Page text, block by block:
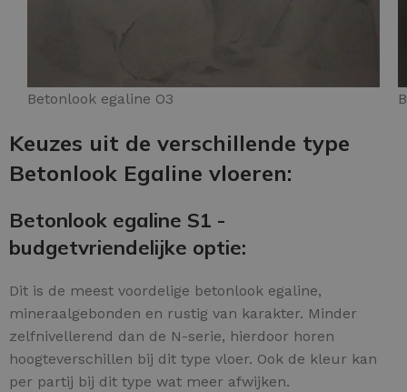
Betonlook egaline O3
Keuzes uit de verschillende type
Betonlook Egaline vloeren:
Betonlook egaline S1 -
budgetvriendelijke optie:
Dit is de meest voordelige betonlook egaline,
mineraalgebonden en rustig van karakter. Minder
zelfnivellerend dan de N-serie, hierdoor horen
hoogteverschillen bij dit type vloer. Ook de kleur kan
per partij bij dit type wat meer afwijken.